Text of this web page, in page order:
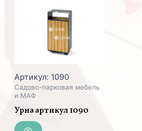
Артикул: 1090
Садово-парковая мебель
и МАФ
Урна артикул 1090